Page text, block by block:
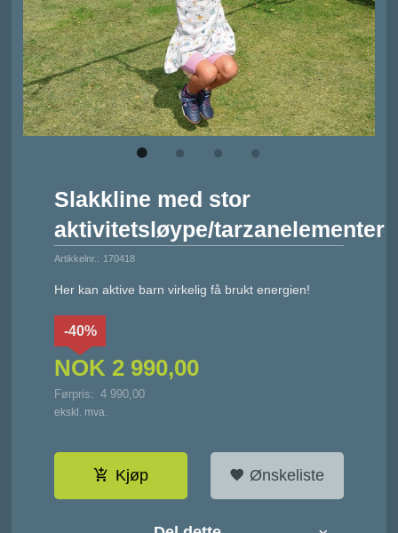
Slakkline med stor
aktivitetsløype/tarzanelementer
Artikkelnr.: 170418
Her kan aktive barn virkelig få brukt energien!
NOK 2 990,00
Førpris: 4 990,00
Rabatt
-40%
ekskl. mva.
Kjøp Ønskeliste